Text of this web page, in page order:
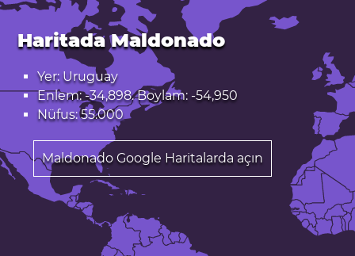
Haritada Maldonado
Yer: Uruguay
Enlem: -34,898. Boylam: -54,950
Nüfus: 55.000
Maldonado Google Haritalarda açın